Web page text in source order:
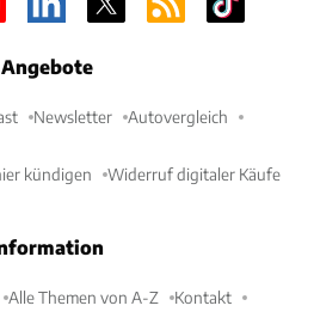
Angebote
Newsletter Autovergleich
kündigen Widerruf digitaler Käufe
Alle Themen von A-Z Kontakt